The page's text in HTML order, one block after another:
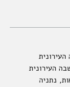
העירונית
נתניה